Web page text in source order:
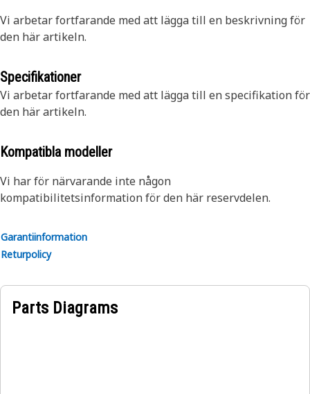
Vi arbetar fortfarande med att lägga till en beskrivning för
den här artikeln.
Specifikationer
Vi arbetar fortfarande med att lägga till en specifikation för
den här artikeln.
Kompatibla modeller
Vi har för närvarande inte någon
kompatibilitetsinformation för den här reservdelen.
Garantiinformation
Returpolicy
Parts Diagrams